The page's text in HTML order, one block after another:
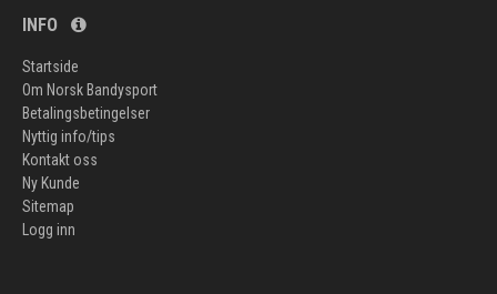
INFO
Startside
Om Norsk Bandysport
Betalingsbetingelser
Nyttig info/tips
Kontakt oss
Ny Kunde
Sitemap
Logg inn